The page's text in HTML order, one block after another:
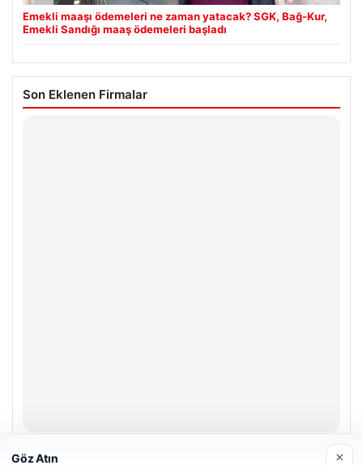
Emekli maaşı ödemeleri ne zaman yatacak? SGK, Bağ-Kur,
Emekli Sandığı maaş ödemeleri başladı
Son Eklenen Firmalar
Hastaş Beton
Göz Atın ×